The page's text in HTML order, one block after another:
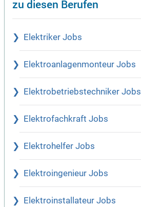
zu diesen Berufen
Elektriker Jobs
Elektroanlagenmonteur Jobs
Elektrobetriebstechniker Jobs
Elektrofachkraft Jobs
Elektrohelfer Jobs
Elektroingenieur Jobs
Elektroinstallateur Jobs